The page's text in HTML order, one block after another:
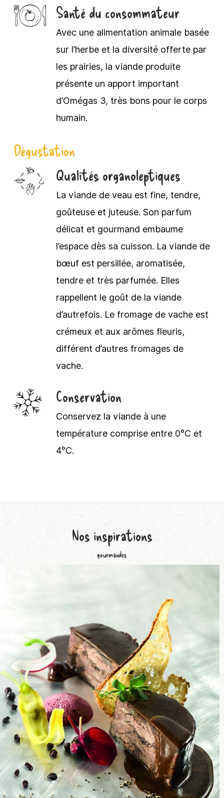
Santé du consommateur
Avec une alimentation animale basée
sur l’herbe et la diversité offerte par
les prairies, la viande produite
présente un apport important
d’Omégas 3, très bons pour le corps
humain.
Dégustation
Qualités organoleptiques
La viande de veau est fine, tendre,
goûteuse et juteuse. Son parfum
délicat et gourmand embaume
l’espace dès sa cuisson. La viande de
bœuf est persillée, aromatisée,
tendre et très parfumée. Elles
rappellent le goût de la viande
d’autrefois. Le fromage de vache est
crémeux et aux arômes fleuris,
différent d’autres fromages de
vache.
Conservation
Conservez la viande à une
température comprise entre 0°C et
4°C.
Nos inspirations
gourmandes